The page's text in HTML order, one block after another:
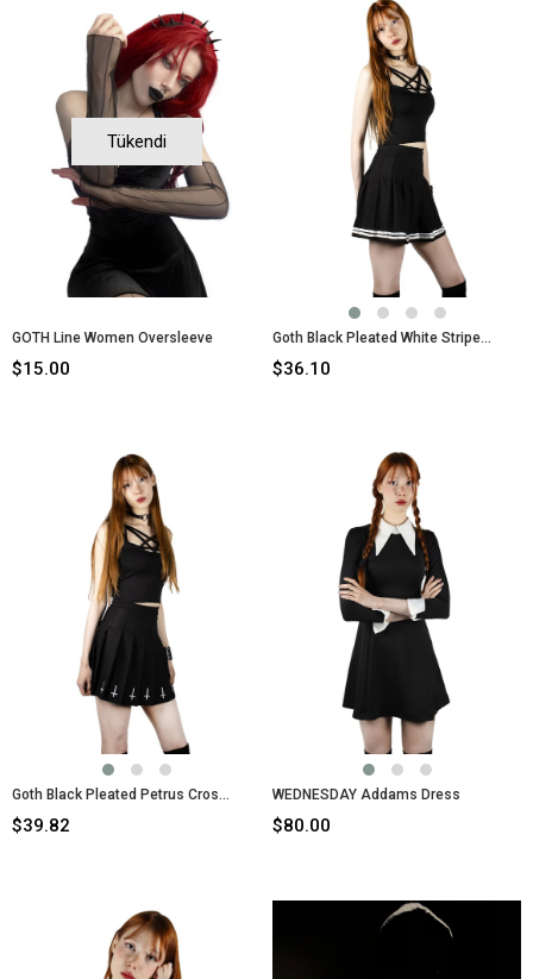
Tükendi
GOTH Line Women Oversleeve
$15.00
Goth Black Pleated White Stripe Skirt
$36.10
Goth Black Pleated Petrus Cross Skirt
$39.82
WEDNESDAY Addams Dress
$80.00